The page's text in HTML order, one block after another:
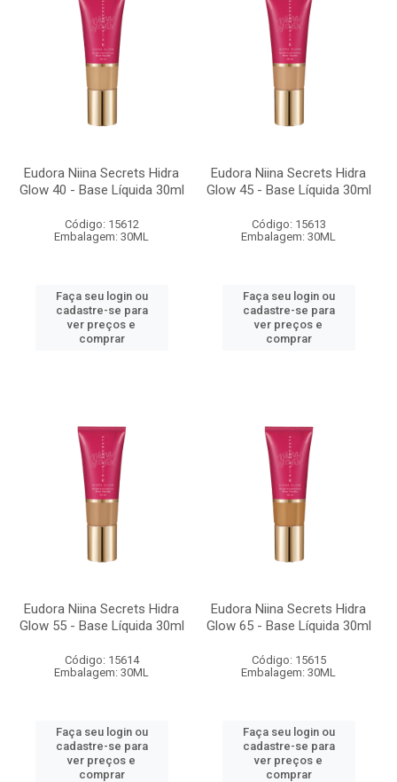
Eudora Niina Secrets Hidra
Glow 40 - Base Líquida 30ml
Código: 15612
Embalagem: 30ML
Faça seu login ou
cadastre-se para
ver preços e
comprar
Eudora Niina Secrets Hidra
Glow 45 - Base Líquida 30ml
Código: 15613
Embalagem: 30ML
Faça seu login ou
cadastre-se para
ver preços e
comprar
Eudora Niina Secrets Hidra
Glow 55 - Base Líquida 30ml
Código: 15614
Embalagem: 30ML
Faça seu login ou
cadastre-se para
ver preços e
comprar
Eudora Niina Secrets Hidra
Glow 65 - Base Líquida 30ml
Código: 15615
Embalagem: 30ML
Faça seu login ou
cadastre-se para
ver preços e
comprar